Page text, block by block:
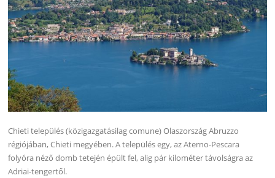
Chieti település (közigazgatásilag comune) Olaszország Abruzzo
régiójában, Chieti megyében. A település egy, az Aterno-Pescara
folyóra néző domb tetején épült fel, alig pár kilométer távolságra az
Adriai-tengertől.